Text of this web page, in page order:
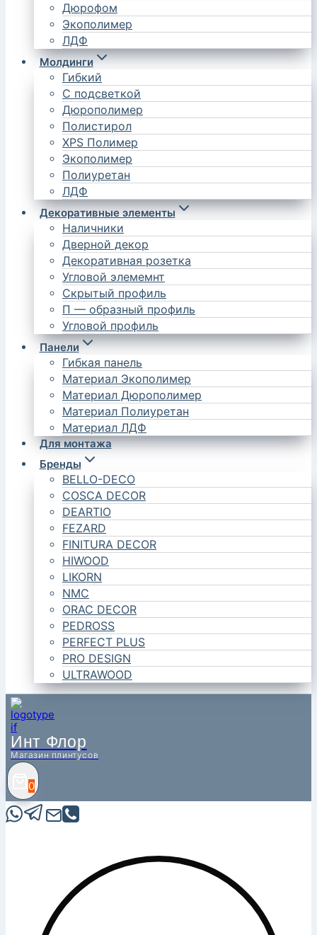
Дюрофом
Экополимер
ЛДФ
Молдинги
Гибкий
С подсветкой
Дюрополимер
Полистирол
XPS Полимер
Экополимер
Полиуретан
ЛДФ
Декоративные элементы
Наличники
Дверной декор
Декоративная розетка
Угловой элемемнт
Скрытый профиль
П — образный профиль
Угловой профиль
Панели
Гибкая панель
Материал Экополимер
Материал Дюрополимер
Материал Полиуретан
Материал ЛДФ
Для монтажа
Бренды
BELLO-DECO
COSCA DECOR
DEARTIO
FEZARD
FINITURA DECOR
HIWOOD
LIKORN
NMC
ORAC DECOR
PEDROSS
PERFECT PLUS
PRO DESIGN
ULTRAWOOD
Инт Флор
Магазин плинтусов
0